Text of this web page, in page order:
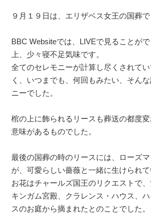
９月１９日は、エリザベス女王の国葬で
BBC Websiteでは、LIVEで見ることが
上、少々寝不足気味です。
全てのセレモニーが計算し尽くされて
く、いつまでも、何回もみたい、そん
ニーでした。
棺の上に飾られるリースも葬送の都度
意味があるものでした。
最後の国葬の時のリースには、ローズ
が、可愛らしい薔薇と一緒に生けられて
お花はチャールズ国王のリクエストで
キンガム宮殿、クラレンス・ハウス、
スのお庭から摘まれたとのことでした。